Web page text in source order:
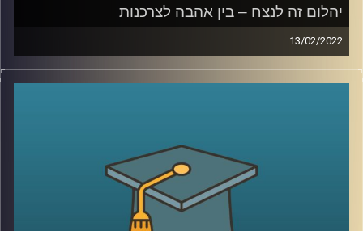
לחצו כאן
קרדיט תמונות:AudioVersity
יהלום זה לנצח – בין אהבה לצרכנות
13/02/2022
מרלין מונרו הצהירה כבר בשנות החמישים כי "יהלום הוא חברה
הטוב ביותר של האישה", בכל זאת… יהלומים זה לנצח…
לאהבה? האזינו לשיחה שקיימתי עם ד"ר שירי רזניק,
פסיכולוגית חברתית וחוקרת תקשורת, מרצת הקורס "ייצוגים
של אהבה וזוגיות בתרבות הפופולארית".